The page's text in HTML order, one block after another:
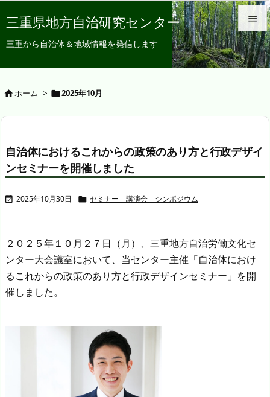


メニュ
次へ
三重県地方自治研究センター
三重から自治体＆地域情報を発信します
ホーム > 2025年10月
自治体におけるこれからの政策のあり方と行政デザイ
ンセミナーを開催しました
 2025年10月30日  セミナー 講演会 シンポジウム
２０２５年１０月２７日（月）、三重地方自治労働文化セ
ンター大会議室において、当センター主催「自治体におけ
るこれからの政策のあり方と行政デザインセミナー」を開
催しました。